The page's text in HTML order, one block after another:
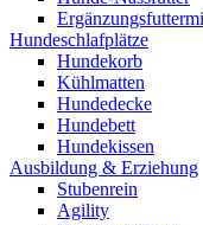
Hundeschlafplätze
Hundekorb
Kühlmatten
Hundedecke
Hundebett
Hundekissen
Ausbildung & Erziehung
Stubenrein
Agility